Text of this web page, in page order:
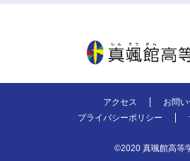
アクセス
お問
プライバシーポリシー
©2020 真颯館高等